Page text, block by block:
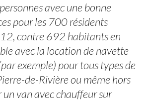
avec une bonne
pour les 700 résidents
contre 692 habitants en
avec la location de navette
exemple) pour tous types de
de-Rivière ou même hors
un van avec chauffeur sur